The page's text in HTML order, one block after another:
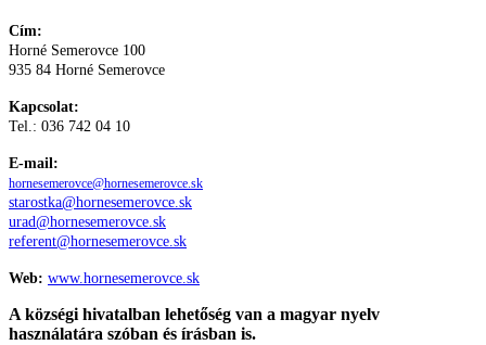
Cím:
Horné Semerovce 100
935 84 Horné Semerovce
Kapcsolat:
Tel.: 036 742 04 10
E-mail:
hornesemerovce@hornesemerovce.sk
starostka@hornesemerovce.sk
urad@hornesemerovce.sk
referent@hornesemerovce.sk
Web: www.hornesemerovce.sk
A községi hivatalban lehetőség van a magyar nyelv
használatára szóban és írásban is.